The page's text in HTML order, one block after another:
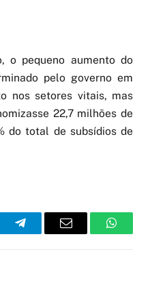
o pequeno aumento do
pelo governo em
nos setores vitais, mas
22,7 milhões de
do total de subsídios de
TelegramEmail